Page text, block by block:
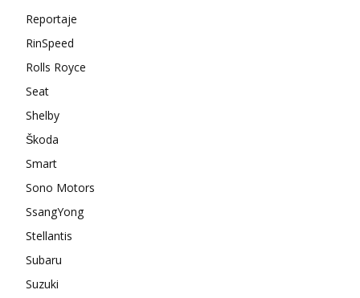
Reportaje
RinSpeed
Rolls Royce
Seat
Shelby
Škoda
Smart
Sono Motors
SsangYong
Stellantis
Subaru
Suzuki